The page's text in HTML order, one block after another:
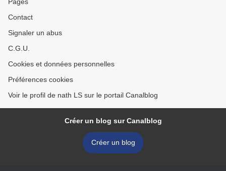
Contact
Signaler un abus
C.G.U.
Cookies et données personnelles
Préférences cookies
Voir le profil de nath LS sur le portail Canalblog
Créer un blog sur Canalblog
Créer un blog